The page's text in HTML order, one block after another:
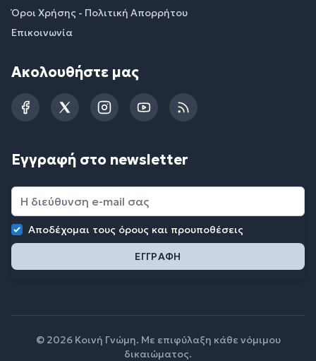
Όροι Χρήσης - Πολιτική Απορρήτου
Επικοινωνία
Ακολουθήστε μας
FacebookTwitterInstagramYouTubeRSS
Εγγραφή στο newsletter
Αποδέχομαι τους όρους και προυποθέσεις
© 2026 Κοινή Γνώμη. Με επιφύλαξη κάθε νόμιμου
δικαιώματος.